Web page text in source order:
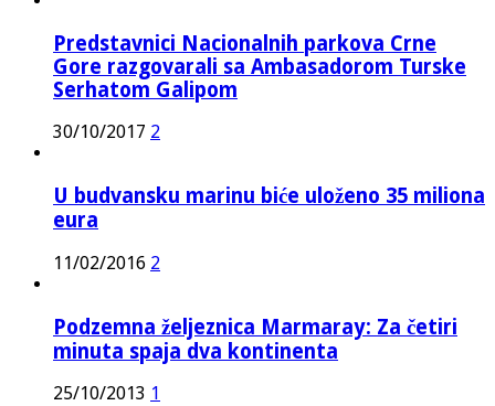
Predstavnici Nacionalnih parkova Crne
Gore razgovarali sa Ambasadorom Turske
Serhatom Galipom
30/10/2017 2
U budvansku marinu biće uloženo 35 miliona
eura
11/02/2016 2
Podzemna željeznica Marmaray: Za četiri
minuta spaja dva kontinenta
25/10/2013 1